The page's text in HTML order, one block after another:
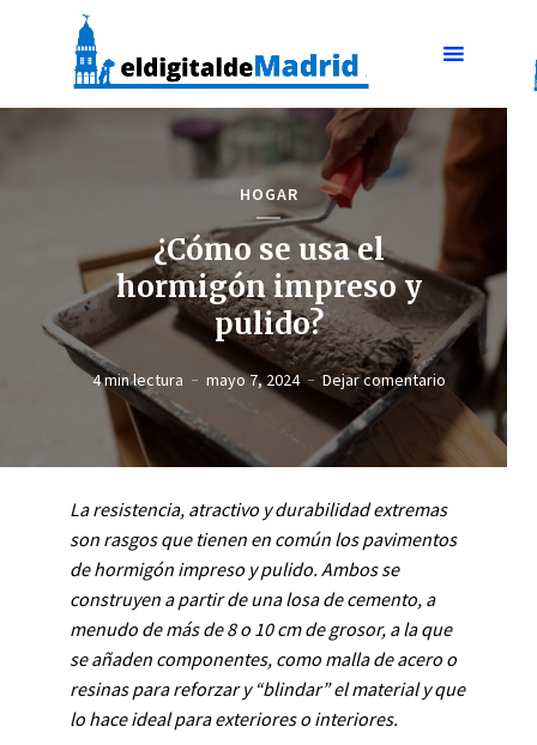
HOGAR
¿Cómo se usa el
hormigón impreso y
pulido?
4 min lectura mayo 7, 2024 Dejar comentario
La resistencia, atractivo y durabilidad extremas
son rasgos que tienen en común los pavimentos
de hormigón impreso y pulido. Ambos se
construyen a partir de una losa de cemento, a
menudo de más de 8 o 10 cm de grosor, a la que
se añaden componentes, como malla de acero o
resinas para reforzar y “blindar” el material y que
lo hace ideal para exteriores o interiores.